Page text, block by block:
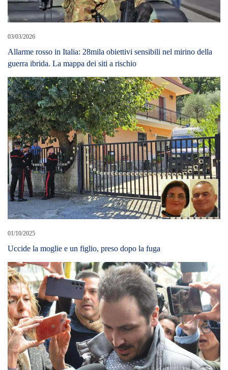
03/03/2026
Allarme rosso in Italia: 28mila obiettivi sensibili nel mirino della
guerra ibrida. La mappa dei siti a rischio
01/10/2025
Uccide la moglie e un figlio, preso dopo la fuga